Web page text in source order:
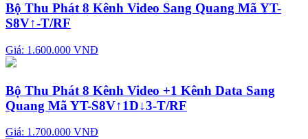
Bộ Thu Phát 8 Kênh Video Sang Quang Mã YT-
S8V↑-T/RF
Giá: 1.600.000 VNĐ
Bộ Thu Phát 8 Kênh Video +1 Kênh Data Sang
Quang Mã YT-S8V↑1D↓3-T/RF
Giá: 1.700.000 VNĐ